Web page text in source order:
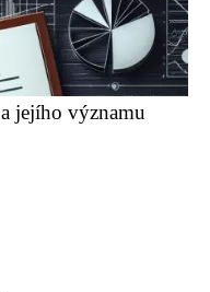
jejího významu